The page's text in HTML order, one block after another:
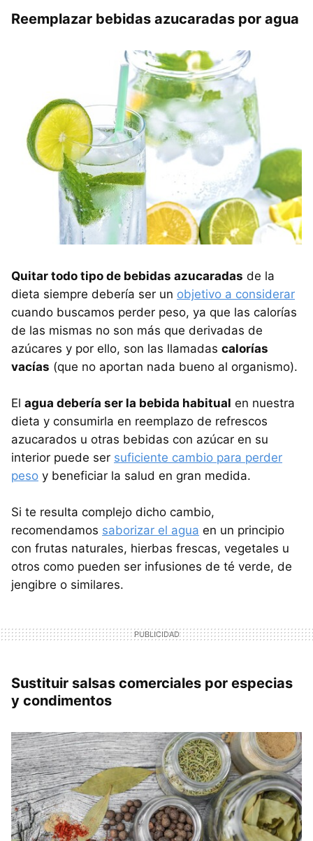
Reemplazar bebidas azucaradas por agua
Quitar todo tipo de bebidas azucaradas de la
dieta siempre debería ser un objetivo a considerar
cuando buscamos perder peso, ya que las calorías
de las mismas no son más que derivadas de
azúcares y por ello, son las llamadas calorías
vacías (que no aportan nada bueno al organismo).
El agua debería ser la bebida habitual en nuestra
dieta y consumirla en reemplazo de refrescos
azucarados u otras bebidas con azúcar en su
interior puede ser suficiente cambio para perder
peso y beneficiar la salud en gran medida.
Si te resulta complejo dicho cambio,
recomendamos saborizar el agua en un principio
con frutas naturales, hierbas frescas, vegetales u
otros como pueden ser infusiones de té verde, de
jengibre o similares.
Sustituir salsas comerciales por especias
y condimentos